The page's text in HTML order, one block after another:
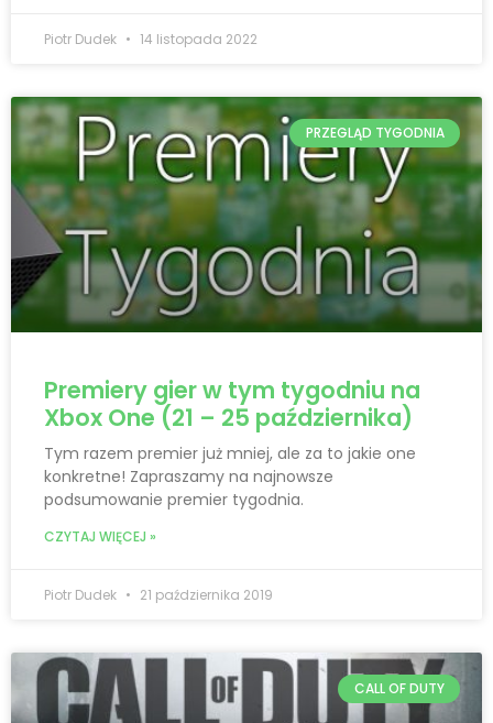
Piotr Dudek 14 listopada 2022
PRZEGLĄD TYGODNIA
Premiery gier w tym tygodniu na
Xbox One (21 – 25 października)
Tym razem premier już mniej, ale za to jakie one
konkretne! Zapraszamy na najnowsze
podsumowanie premier tygodnia.
CZYTAJ WIĘCEJ »
Piotr Dudek 21 października 2019
CALL OF DUTY